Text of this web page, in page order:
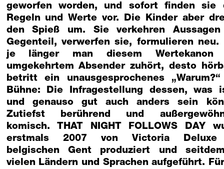
geworfen worden, und sofort finden sie
Regeln und Werte vor. Die Kinder aber
den Spieß um. Sie verkehren
Gegenteil, verwerfen sie, formulieren neu.
je länger man diesem Wertekanon
umgekehrtem Absender zuhört, desto
betritt ein unausgesprochenes
Bühne: Die Infragestellung dessen, was
und genauso gut auch anders sein
Zutiefst berührend und
komisch. THAT NIGHT FOLLOWS DAY
erstmals 2007 von Victoria
belgischen Gent produziert und
vielen Ländern und Sprachen aufgeführt.